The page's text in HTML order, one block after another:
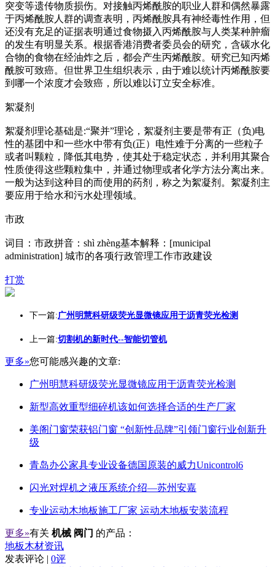
突变等遗传物质损伤。对接触丙烯酰胺的职业人群和偶然暴露
于丙烯酰胺人群的调查表明，丙烯酰胺具有神经毒性作用，但
还没有充足的证据表明通过食物摄入丙烯酰胺与人类某种肿瘤
的发生有明显关系。根据香港消费者委员会的研究，含碳水化
合物的食物在经油炸之后，都会产生丙烯酰胺。研究已知丙烯
酰胺可致癌。但世界卫生组织表示，由于难以统计丙烯酰胺要
到哪一个浓度才会致癌，所以难以订立安全标准。
絮凝剂
絮凝剂理论基础是:“聚并”理论，絮凝剂主要是带有正（负)电
性的基团中和一些水中带有负(正）电性难于分离的一些粒子
或者叫颗粒，降低其电势，使其处于稳定状态，并利用其聚合
性质使得这些颗粒集中，并通过物理或者化学方法分离出来。
一般为达到这种目的而使用的药剂，称之为絮凝剂。絮凝剂主
要应用于给水和污水处理领域。
市政
词目：市政拼音：shì zhèng基本解释：[municipal
administration] 城市的各项行政管理工作市政建设
打赏
下一篇:广州明慧科研级荧光显微镜应用于沥青荧光检测
上一篇:切割机的新时代--智能切管机
更多»您可能感兴趣的文章:
广州明慧科研级荧光显微镜应用于沥青荧光检测
新型高效重型细碎机该如何选择合适的生产厂家
美阁门窗荣获铝门窗 “创新性品牌”引领门窗行业创新升
级
青岛办公家具专业设备德国原装的威力Unicontrol6
闪光对焊机之液压系统介绍—苏州安嘉
专业运动木地板施工厂家 运动木地板安装流程
更多»有关 机械 阀门 的产品：
地板木材资讯
发表评论 | 0评